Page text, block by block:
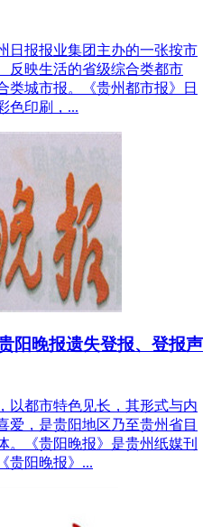
日报报业集团主办的一张按市
反映生活的省级综合类都市
类城市报。《贵州都市报》日
色印刷，...
阳晚报遗失登报、登报声
以都市特色见长，其形式与内
爱，是贵阳地区乃至贵州省目
。《贵阳晚报》是贵州纸媒刊
贵阳晚报》...